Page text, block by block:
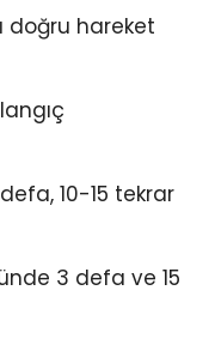
doğru hareket
10-15 tekrar
3 defa ve 15